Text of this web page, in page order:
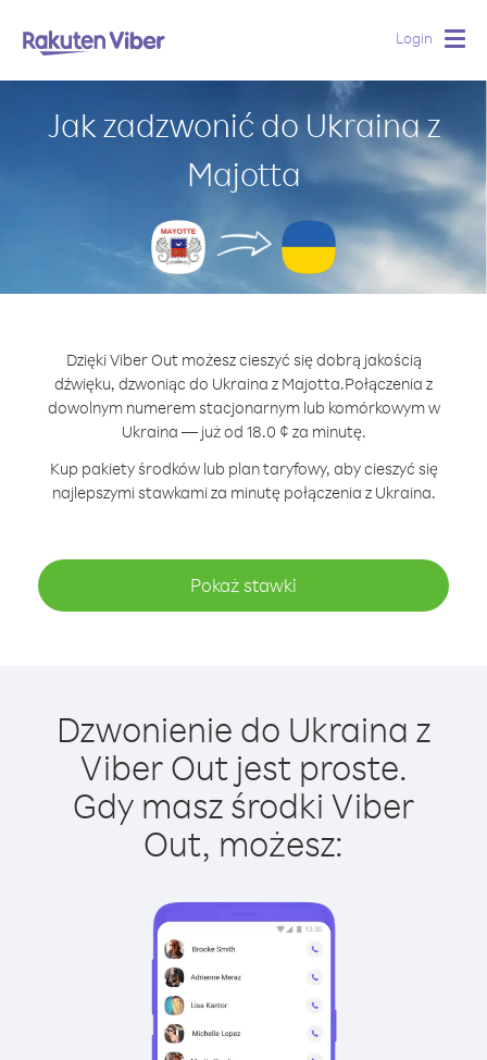
Login
Jak zadzwonić do Ukraina z
Majotta
Dzięki Viber Out możesz cieszyć się dobrą jakością
dźwięku, dzwoniąc do Ukraina z Majotta.Połączenia z
dowolnym numerem stacjonarnym lub komórkowym w
Ukraina — już od 18.0 ¢ za minutę.
Kup pakiety środków lub plan taryfowy, aby cieszyć się
najlepszymi stawkami za minutę połączenia z Ukraina.
Pokaż stawki
Dzwonienie do Ukraina z
Viber Out jest proste.
Gdy masz środki Viber
Out, możesz: